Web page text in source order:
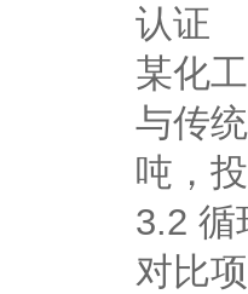
认证
某化
与传
吨，
3.2
对比项